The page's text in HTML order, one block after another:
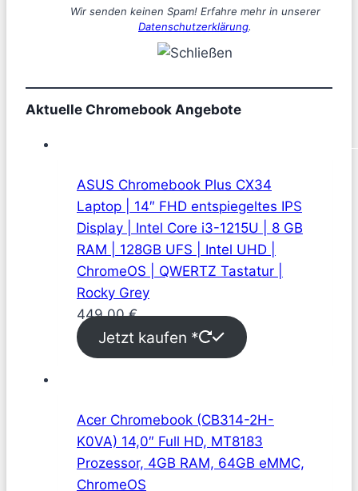
Wir senden keinen Spam! Erfahre mehr in unserer
Datenschutzerklärung.
Aktuelle Chromebook Angebote
ASUS Chromebook Plus CX34
Laptop | 14″ FHD entspiegeltes IPS
Display | Intel Core i3-1215U | 8 GB
RAM | 128GB UFS | Intel UHD |
ChromeOS | QWERTZ Tastatur |
Rocky Grey
449,00€
Jetzt kaufen *
Acer Chromebook (CB314-2H-
K0VA) 14,0″ Full HD, MT8183
Prozessor, 4GB RAM, 64GB eMMC,
ChromeOS